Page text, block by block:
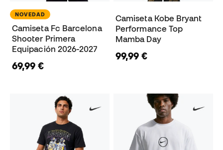
NOVEDAD
Camiseta Fc Barcelona
Shooter Primera
Equipación 2026-2027
69,99 €
Camiseta Kobe Bryant
Performance Top
Mamba Day
99,99 €